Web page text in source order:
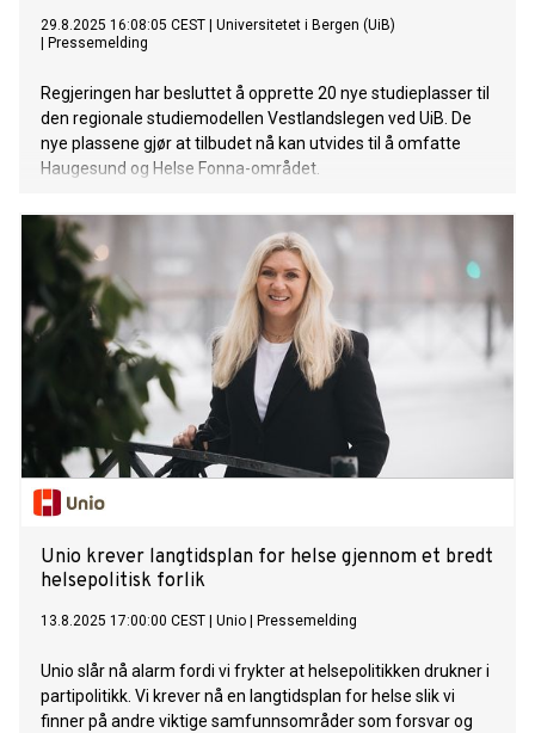
29.8.2025 16:08:05 CEST
Universitetet i Bergen (UiB)
Pressemelding
Regjeringen har besluttet å opprette 20 nye studieplasser til
den regionale studiemodellen Vestlandslegen ved UiB. De
nye plassene gjør at tilbudet nå kan utvides til å omfatte
Haugesund og Helse Fonna-området.
Unio krever langtidsplan for helse gjennom et bredt
helsepolitisk forlik
13.8.2025 17:00:00 CEST Unio Pressemelding
Unio slår nå alarm fordi vi frykter at helsepolitikken drukner i
partipolitikk. Vi krever nå en langtidsplan for helse slik vi
finner på andre viktige samfunnsområder som forsvar og